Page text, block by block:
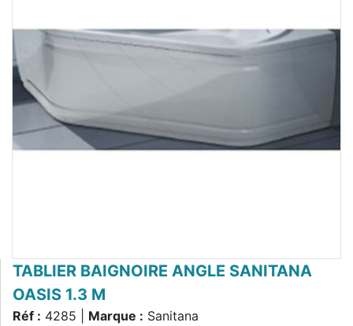
TABLIER BAIGNOIRE ANGLE SANITANA
OASIS 1.3 M
Réf : 4285 | Marque : Sanitana